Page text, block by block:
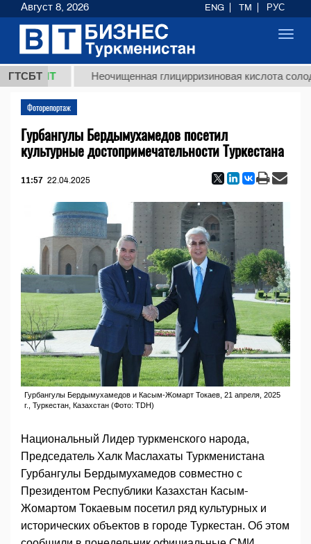
ГТСБТ Неочищенная глицирризиновая кислота солодкового
Фоторепортаж
Гурбангулы Бердымухамедов посетил
культурные достопримечательности Туркестана
11:57 22.04.2025
Гурбангулы Бердымухамедов и Касым-Жомарт Токаев, 21 апреля, 2025
г., Туркестан, Казахстан (Фото: TDH)
Национальный Лидер туркменского народа,
Председатель Халк Маслахаты Туркменистана
Гурбангулы Бердымухамедов совместно с
Президентом Республики Казахстан Касым-
Жомартом Токаевым посетил ряд культурных и
исторических объектов в городе Туркестан. Об этом
Август 8, 2026 ENG TM РУС